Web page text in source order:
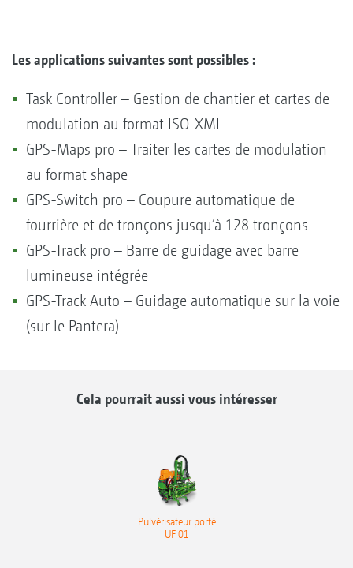
Les applications suivantes sont possibles :
Task Controller – Gestion de chantier et cartes de
modulation au format ISO-XML
GPS-Maps pro – Traiter les cartes de modulation
au format shape
GPS-Switch pro – Coupure automatique de
fourrière et de tronçons jusqu’à 128 tronçons
GPS-Track pro – Barre de guidage avec barre
lumineuse intégrée
GPS-Track Auto – Guidage automatique sur la voie
(sur le Pantera)
Cela pourrait aussi vous intéresser
Pulvérisateur porté
UF 01